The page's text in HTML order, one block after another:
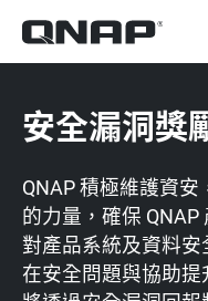
安全漏洞獎
QNAP 積極維護資
的力量，確保 QNAP
對產品系統及資料
在安全問題與協助